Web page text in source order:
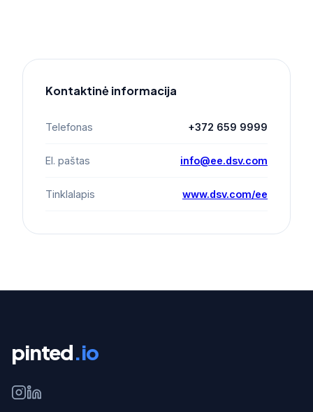
Kontaktinė informacija
Telefonas +372 659 9999
El. paštas info@ee.dsv.com
Tinklalapis www.dsv.com/ee
pinted.io